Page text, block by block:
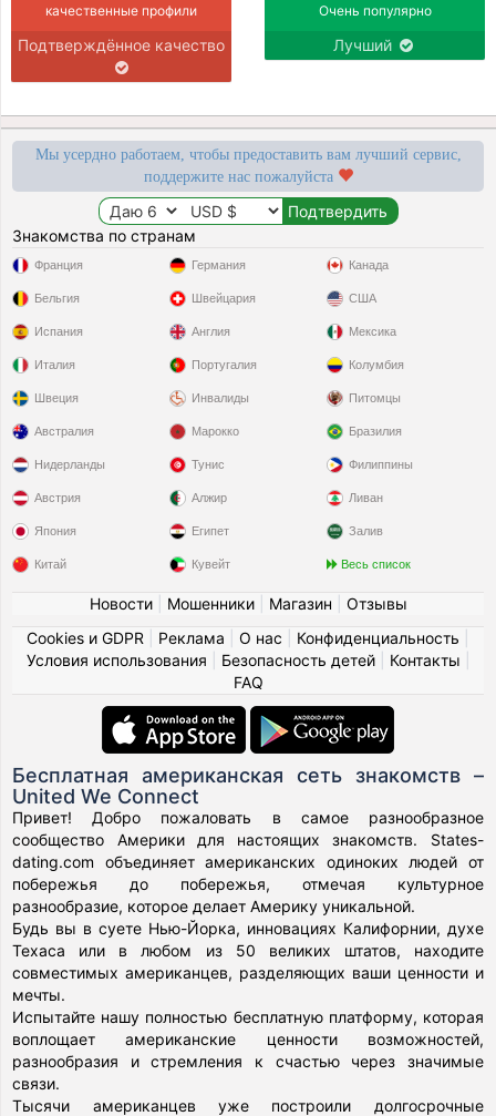
качественные профили
Подтверждённое качество
Очень популярно
Лучший
Мы усердно работаем, чтобы предоставить вам лучший сервис,
поддержите нас пожалуйста
Знакомства по странам
Франция
Бельгия
Испания
Италия
Швеция
Германия
Швейцария
Англия
Португалия
Инвалиды
Канада
США
Мексика
Колумбия
Питомцы
Австралия
Нидерланды
Австрия
Япония
Китай
Марокко
Тунис
Алжир
Египет
Кувейт
Бразилия
Филиппины
Ливан
Залив
Весь список
Новости| Мошенники| Магазин
Отзывы
Cookies и GDPR
Реклама О нас Конфиденциальность
Условия использования
Безопасность детей| Контакты
FAQ
Бесплатная американская сеть знакомств –
United We Connect
Привет! Добро пожаловать в самое разнообразное
сообщество Америки для настоящих знакомств. States-
dating.com объединяет американских одиноких людей от
побережья до побережья, отмечая культурное
разнообразие, которое делает Америку уникальной.
Будь вы в суете Нью-Йорка, инновациях Калифорнии, духе
Техаса или в любом из 50 великих штатов, находите
совместимых американцев, разделяющих ваши ценности и
мечты.
Испытайте нашу полностью бесплатную платформу, которая
воплощает американские ценности возможностей,
разнообразия и стремления к счастью через значимые
связи.
Тысячи американцев уже построили долгосрочные